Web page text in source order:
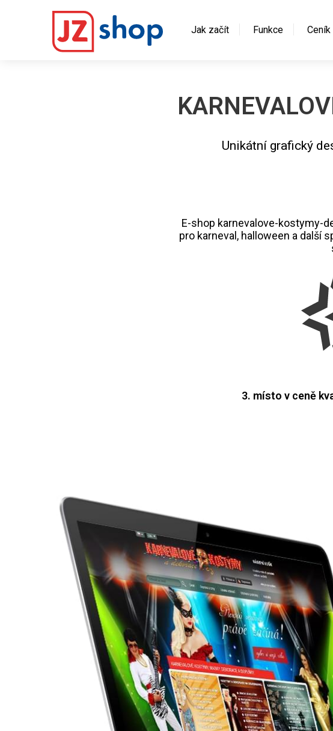
Jak začít Funkce Ceník
Unikátní grafický
E-shop karnevalove-kostymy-
pro karneval, halloween a další
3. místo v ceně